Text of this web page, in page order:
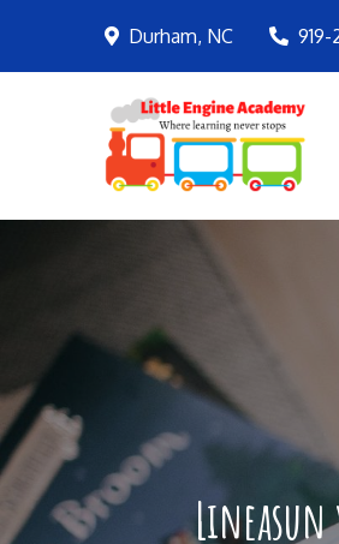
Durham, NC